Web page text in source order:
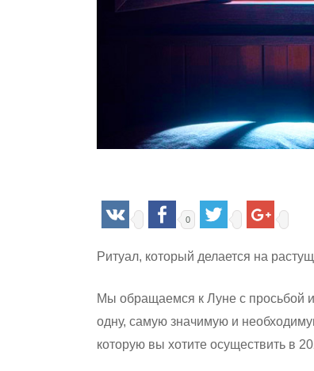
0
Ритуал, который делается на
Мы обращаемся к Луне с просьбой
одну, самую значимую и
которую вы хотите осуществить в